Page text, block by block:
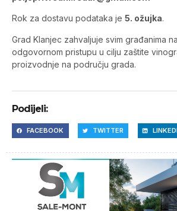
Rok za dostavu podataka je 5. ožujka.
Grad Klanjec zahvaljuje svim građanima
odgovornom pristupu u cilju zaštite
proizvodnje na području grada.
Podijeli:
FACEBOOK TWITTER